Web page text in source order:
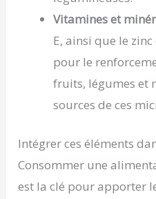
Vitamines et
E, ainsi que le
pour le
fruits, légumes et
sources de ces
Intégrer ces éléments
Consommer une
est la clé pour apporter